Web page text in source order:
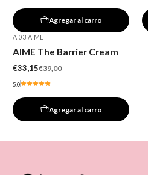
Agregar al carro
AI03 AIME
AIME The Barrier Cream
€33,15€39,00
5.0
Agregar al carro